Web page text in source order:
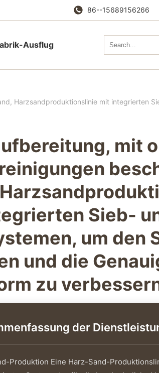
86--15689156266
Ausflug
Harzsandproduktionslinie mit integrierten
mit
Sieb-
um den
und die
zu
der
Produktion Eine Harz-Sand-